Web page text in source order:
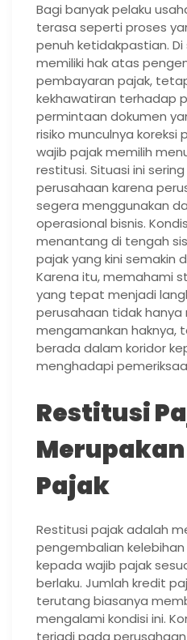
Bagi banyak pelaku
terasa seperti proses
penuh ketidakpastian.
memiliki hak atas
pembayaran pajak,
kekhawatiran terhadap
permintaan dokumen
risiko munculnya
wajib pajak memilih
restitusi. Situasi ini
perusahaan karena
segera menggunakan
operasional bisnis.
menantang di tengah
pajak yang kini semakin
Karena itu, memahami
yang tepat menjadi
perusahaan tidak hanya
mengamankan haknya,
berada dalam koridor
menghadapi
Restitusi
Pajak
Restitusi pajak adalah
pengembalian
kepada wajib pajak
berlaku. Jumlah kredit
terutang biasanya
mengalami kondisi ini.
terjadi pada